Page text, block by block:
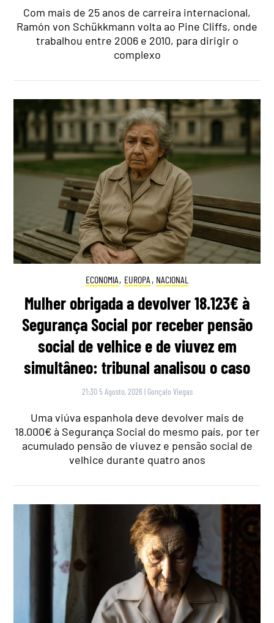
Com mais de 25 anos de carreira internacional,
Ramón von Schükkmann volta ao Pine Cliffs, onde
trabalhou entre 2006 e 2010, para dirigir o
complexo
ECONOMIA, EUROPA , NACIONAL
Mulher obrigada a devolver 18.123€ à
Segurança Social por receber pensão
social de velhice e de viuvez em
simultâneo: tribunal analisou o caso
21:30 5 Agosto, 2026 | Gonçalo Viegas
Uma viúva espanhola deve devolver mais de
18.000€ à Segurança Social do mesmo país, por ter
acumulado pensão de viuvez e pensão social de
velhice durante quatro anos